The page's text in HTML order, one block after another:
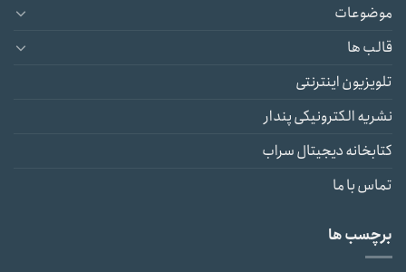
موضوعات
قالب ها
تلویزیون اینترنتی
نشریه الکترونیکی پندار
کتابخانه دیجیتال سراب
تماس با ما
برچسب ها